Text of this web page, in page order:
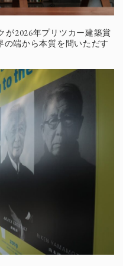
が2026年プリツカー建築賞
の端から本質を問いただす